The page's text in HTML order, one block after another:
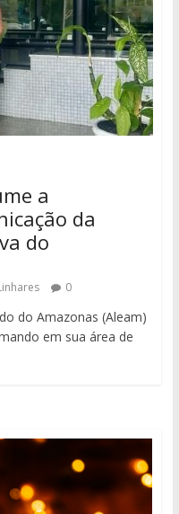
a
da
do
0
do Amazonas (Aleam)
em sua área de